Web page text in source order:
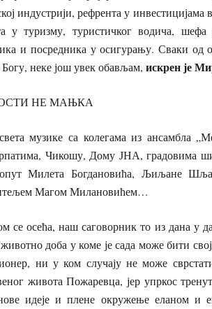
индустрији, рефрента у инвестицијама
у туризму, туристичког водича, шефа
и посредника у осигурању. Сваки од
неке још увек обављам, искрен је
НЕ МАЊКА
музике са колегама из ансамбла
Чикошу, Дому ЈНА, градовима
Милета Богдановића, Љиљане
Магом Милановићем…
се осећа, наш саговорник то из дана у
доба у коме је сада може бити
ни у ком случају не може
живота Пожаревца, јер упркос
идеје и плене окружење еланом и